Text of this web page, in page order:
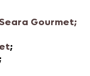
Gourmet;
;